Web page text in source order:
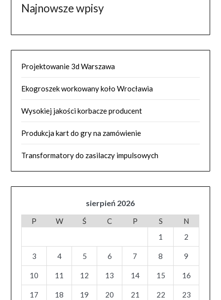
Najnowsze wpisy
Projektowanie 3d Warszawa
Ekogroszek workowany koło Wrocławia
Wysokiej jakości korbacze producent
Produkcja kart do gry na zamówienie
Transformatory do zasilaczy impulsowych
sierpień 2026
P W Ś C P S
N
1
2
3 4 5 6 7 8 9
10 11 12 13 14 15 16
17 18 19 20 21 22 23